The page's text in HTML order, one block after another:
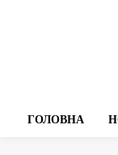
ГОЛОВНА